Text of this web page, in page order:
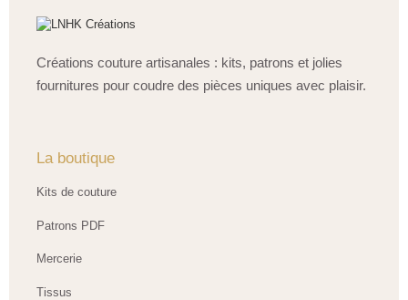
Créations couture artisanales : kits, patrons et jolies
fournitures pour coudre des pièces uniques avec plaisir.
La boutique
Kits de couture
Patrons PDF
Mercerie
Tissus